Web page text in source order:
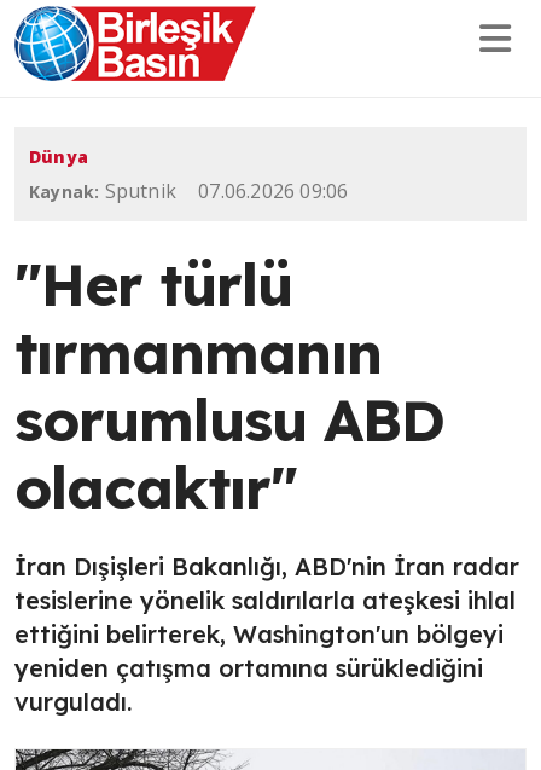
Dünya
Kaynak: Sputnik 07.06.2026 09:06
"Her türlü
tırmanmanın
sorumlusu ABD
olacaktır"
İran Dışişleri Bakanlığı, ABD'nin İran radar
tesislerine yönelik saldırılarla ateşkesi ihlal
ettiğini belirterek, Washington'un bölgeyi
yeniden çatışma ortamına sürüklediğini
vurguladı.